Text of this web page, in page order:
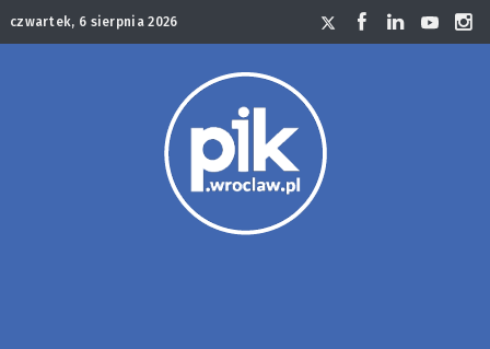
czwartek, 6 sierpnia 2026